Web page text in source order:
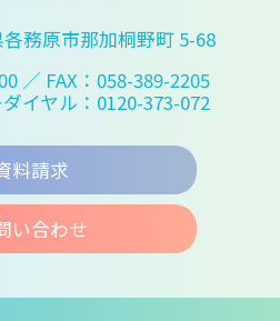
務原市那加桐野町 5-68
／ FAX：058-389-2205
イヤル：0120-373-072
料請求
い合わせ